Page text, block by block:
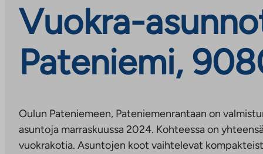
Vuokra-
Pateniemi,
Oulun Pateniemeen, Pateniemenrantaan on
asuntoja marraskuussa 2024. Kohteessa on
vuokrakotia. Asuntojen koot vaihtelevat